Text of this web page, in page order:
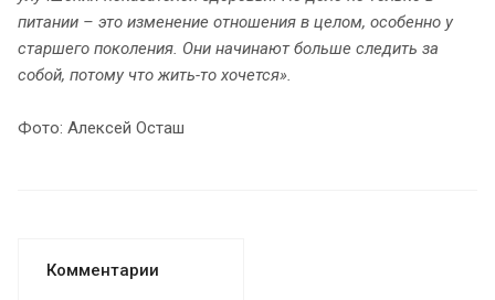
питании – это изменение отношения в целом, особенно у
старшего поколения. Они начинают больше следить за
собой, потому что жить-то хочется»
Фото: Алексей Осташ
Комментарии